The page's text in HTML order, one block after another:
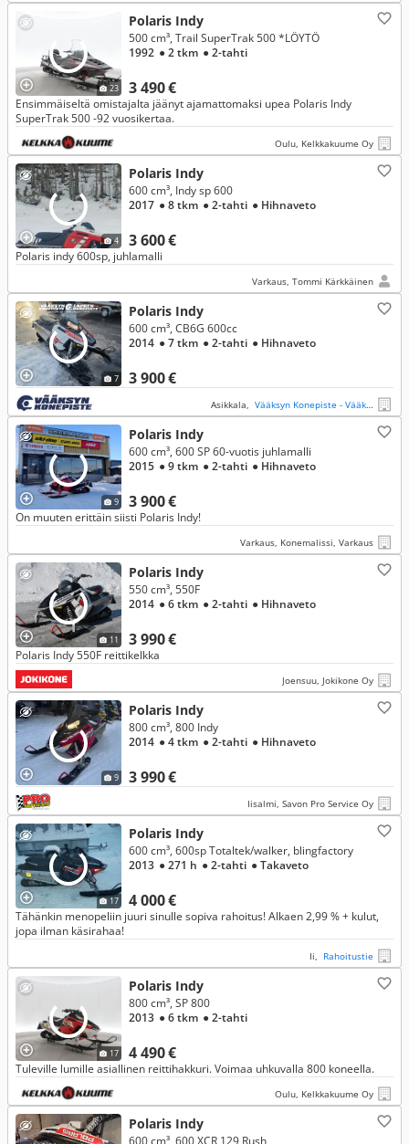
23
Polaris Indy
3 490 €
500 cm³, Trail SuperTrak 500 *LÖYTÖ
1992 ● 2 tkm ● 2-tahti
Ensimmäiseltä omistajalta jäänyt ajamattomaksi upea Polaris Indy
SuperTrak 500 -92 vuosikertaa.
Oulu, Kelkkakuume Oy
4
Polaris Indy
3 600 €
600 cm³, Indy sp 600
2017 ● 8 tkm ● 2-tahti ● Hihnaveto
Polaris indy 600sp, juhlamalli
Varkaus, Tommi Kärkkäinen
7
Polaris Indy
3 900 €
600 cm³, CB6G 600cc
2014 ● 7 tkm ● 2-tahti ● Hihnaveto
Asikkala, Vääksyn Konepiste - Vääksy
9
Polaris Indy
3 900 €
600 cm³, 600 SP 60-vuotis juhlamalli
2015 ● 9 tkm ● 2-tahti ● Hihnaveto
On muuten erittäin siisti Polaris Indy!
Varkaus, Konemalissi, Varkaus
11
Polaris Indy
3 990 €
550 cm³, 550F
2014 ● 6 tkm ● 2-tahti ● Hihnaveto
Polaris Indy 550F reittikelkka
Joensuu, Jokikone Oy
9
Polaris Indy
3 990 €
800 cm³, 800 Indy
2014 ● 4 tkm ● 2-tahti ● Hihnaveto
Iisalmi, Savon Pro Service Oy
17
Polaris Indy
4 000 €
600 cm³, 600sp Totaltek/walker, blingfactory
2013 ● 271 h ● 2-tahti ● Takaveto
Tähänkin menopeliin juuri sinulle sopiva rahoitus! Alkaen 2,99 % + kulut,
jopa ilman käsirahaa!
Ii, Rahoitustie
17
Polaris Indy
4 490 €
800 cm³, SP 800
2013 ● 6 tkm ● 2-tahti
Tuleville lumille asiallinen reittihakkuri. Voimaa uhkuvalla 800 koneella.
Oulu, Kelkkakuume Oy
Polaris Indy
600 cm³, 600 XCR 129 Rush